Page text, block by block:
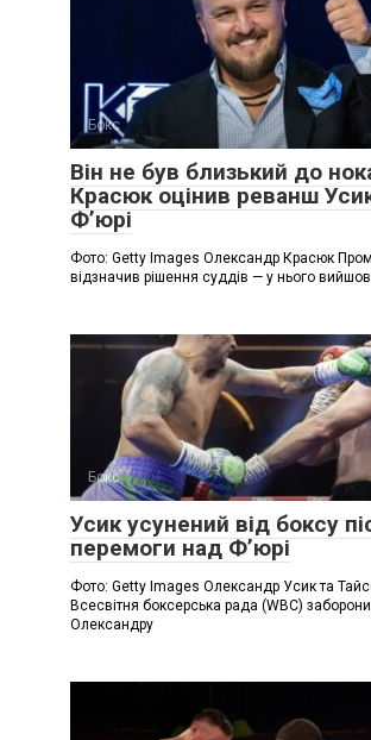
Бокс
Він не був близький до
Красюк оцінив реванш
Ф’юрі
Фото: Getty Images Олександр Красюк
відзначив рішення суддів — у нього
Бокс
Усик усунений від боксу
перемоги над Ф’юрі
Фото: Getty Images Олександр Усик та
Всесвітня боксерська рада (WBC)
Олександру